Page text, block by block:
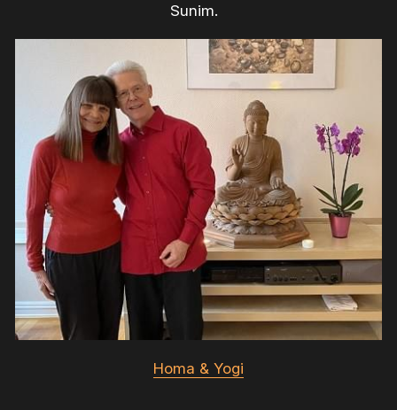
Sunim.
Homa & Yogi